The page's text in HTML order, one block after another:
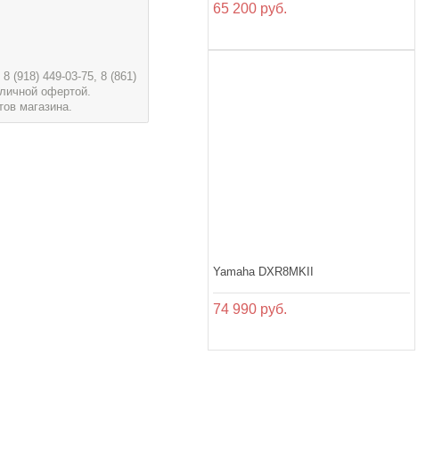
65 200 руб.
Yamaha DXR8MKII
74 990 руб.
(918) 449-03-75, 8 (861)
офертой.
магазина.